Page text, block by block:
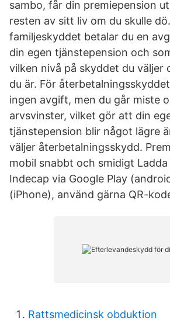
sambo, får din premiepension
resten av sitt liv om du skulle
familjeskyddet betalar du en
din egen tjänstepension och
vilken nivå på skyddet du väljer
du är. För
ingen avgift, men du går miste
arvsvinster, vilket gör att din
tjänstepension blir något lägre
väljer återbetalningsskydd.
mobil snabbt och smidigt Ladda
Indecap via Google Play
(iPhone), använd gärna QR-
Rattsmedicinsk obduktion